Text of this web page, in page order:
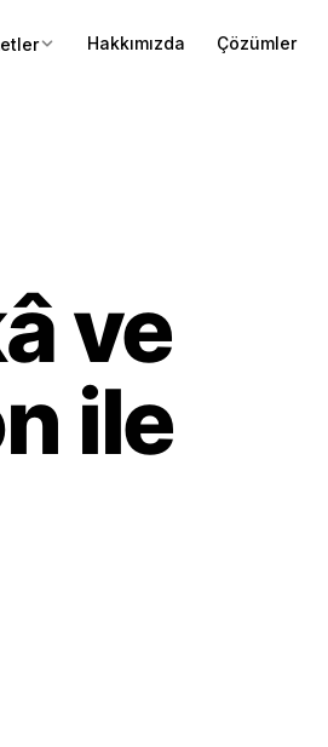
Hakkımızda Çözümler
ve
ile